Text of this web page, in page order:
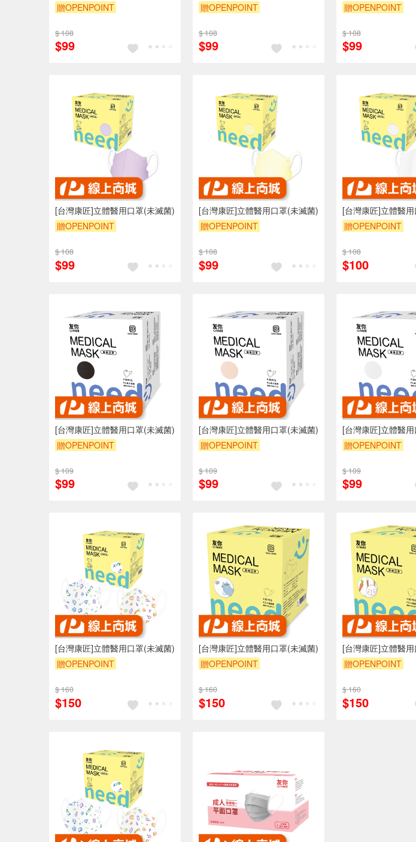
贈OPENPOINT
$ 108
$99
贈OPENPOINT
$ 108
$99
贈OPENPOINT
$ 108
$99
[台灣康匠]立體醫用口罩(未滅菌)
贈OPENPOINT
$ 108
$99
[台灣康匠]立體醫用口罩(未滅菌)
贈OPENPOINT
$ 108
$99
[台灣康匠]立體醫
贈OPENPOINT
$ 108
$100
[台灣康匠]立體醫用口罩(未滅菌)
贈OPENPOINT
$ 109
$99
[台灣康匠]立體醫用口罩(未滅菌)
贈OPENPOINT
$ 109
$99
[台灣康匠]立體醫
贈OPENPOINT
$ 109
$99
[台灣康匠]立體醫用口罩(未滅菌)
贈OPENPOINT
$ 160
$150
[台灣康匠]立體醫用口罩(未滅菌)
贈OPENPOINT
$ 160
$150
[台灣康匠]立體醫
贈OPENPOINT
$ 160
$150